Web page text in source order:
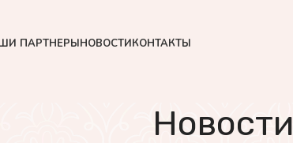
ПАРТНЕРЫНОВОСТИКОНТАКТЫ
Новости